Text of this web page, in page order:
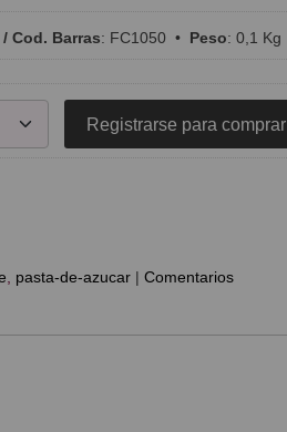
/ Cod. Barras: FC1050 • Peso: 0,1 Kg
Registrarse para comprar
pasta-de-azucar | Comentarios